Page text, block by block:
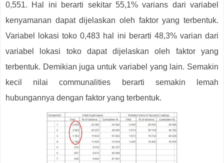
0,551. Hal ini berarti sekitar 55,1% varians dari variabel
kenyamanan dapat dijelaskan oleh faktor yang terbentuk.
Variabel lokasi toko 0,483 hal ini berarti 48,3% varian dari
variabel lokasi toko dapat dijelaskan oleh faktor yang
terbentuk. Demikian juga untuk variabel yang lain. Semakin
kecil nilai communalities berarti semakin lemah
hubungannya dengan faktor yang terbentuk.